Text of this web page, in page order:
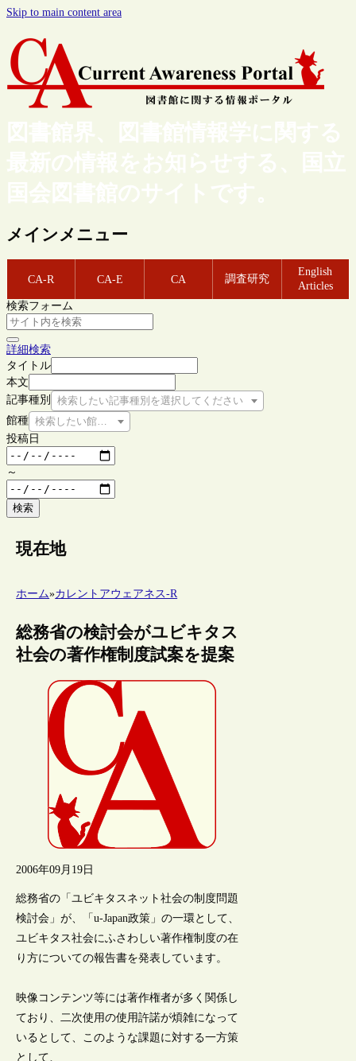
Skip to main content area
図書館界、図書館情報学に関する
最新の情報をお知らせする、国立
国会図書館のサイトです。
メインメニュー
CA-R CA-E CA 調査研究
English
Articles
検索フォーム
詳細検索
タイトル
本文
記事種別
検索したい記事種別を選択してください
館種 検索したい館種を選択してください
投稿日
～
検索
現在地
ホーム»カレントアウェアネス-R
総務省の検討会がユビキタス
社会の著作権制度試案を提案
2006年09月19日
総務省の「ユビキタスネット社会の制度問題
検討会」が、「u-Japan政策」の一環として、
ユビキタス社会にふさわしい著作権制度の在
り方についての報告書を発表しています。
映像コンテンツ等には著作権者が多く関係し
ており、二次使用の使用許諾が煩雑になって
いるとして、このような課題に対する一方策
として、